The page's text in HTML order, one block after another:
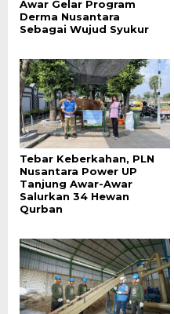
Awar Gelar Program
Derma Nusantara
Sebagai Wujud Syukur
Tebar Keberkahan, PLN
Nusantara Power UP
Tanjung Awar-Awar
Salurkan 34 Hewan
Qurban